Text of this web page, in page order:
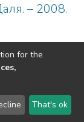
– 2008.
University
Feedback
for the
That's ok